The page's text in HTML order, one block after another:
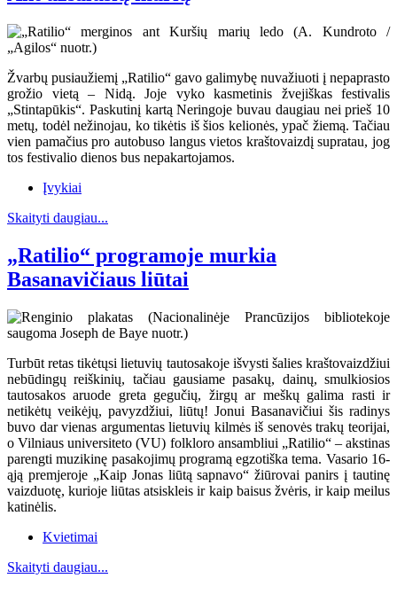
Žvarbų pusiaužiemį „Ratilio“ gavo galimybę nuvažiuoti į nepaprasto
grožio vietą – Nidą. Joje vyko kasmetinis žvejiškas festivalis
„Stintapūkis“. Paskutinį kartą Neringoje buvau daugiau nei prieš 10
metų, todėl nežinojau, ko tikėtis iš šios kelionės, ypač žiemą. Tačiau
vien pamačius pro autobuso langus vietos kraštovaizdį supratau, jog
tos festivalio dienos bus nepakartojamos.
Įvykiai
Skaityti daugiau...
„Ratilio“ programoje murkia
Basanavičiaus liūtai
Turbūt retas tikėtųsi lietuvių tautosakoje išvysti šalies kraštovaizdžiui
nebūdingų reiškinių, tačiau gausiame pasakų, dainų, smulkiosios
tautosakos aruode greta gegučių, žirgų ar meškų galima rasti ir
netikėtų veikėjų, pavyzdžiui, liūtų! Jonui Basanavičiui šis radinys
buvo dar vienas argumentas lietuvių kilmės iš senovės trakų teorijai,
o Vilniaus universiteto (VU) folkloro ansambliui „Ratilio“ – akstinas
parengti muzikinę pasakojimų programą egzotiška tema. Vasario 16-
ąją premjeroje „Kaip Jonas liūtą sapnavo“ žiūrovai panirs į tautinę
vaizduotę, kurioje liūtas atsiskleis ir kaip baisus žvėris, ir kaip meilus
katinėlis.
Kvietimai
Skaityti daugiau...